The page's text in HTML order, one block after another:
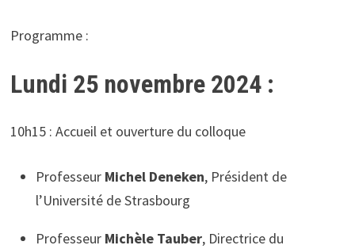
Programme :
Lundi 25 novembre 2024 :
10h15 : Accueil et ouverture du colloque
Professeur Michel Deneken, Président de
l’Université de Strasbourg
Professeur Michèle Tauber, Directrice du